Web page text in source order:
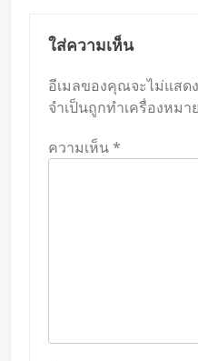
ใส่ความเห็น
อีเมลของคุณจะไม่แสด
จำเป็นถูกทำเครื่องหมาย
ความเห็น*